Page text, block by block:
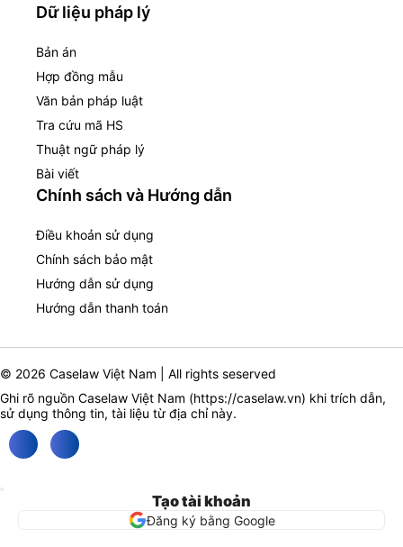
Dữ liệu pháp lý
Bản án
Hợp đồng mẫu
Văn bản pháp luật
Tra cứu mã HS
Thuật ngữ pháp lý
Bài viết
Chính sách và Hướng dẫn
Điều khoản sử dụng
Chính sách bảo mật
Hướng dẫn sử dụng
Hướng dẫn thanh toán
© 2026 Caselaw Việt Nam | All rights seserved
Ghi rõ nguồn Caselaw Việt Nam (https://caselaw.vn) khi trích dẫn,
sử dụng thông tin, tài liệu từ địa chỉ này.
Tạo tài khoản
Đăng ký bằng Google